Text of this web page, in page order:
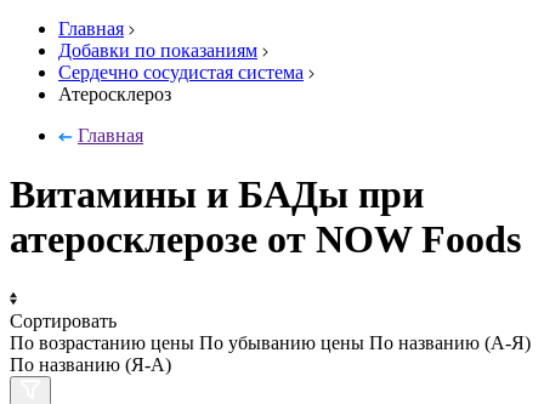
Главная
Добавки по показаниям
Сердечно сосудистая система
Атеросклероз
Главная
Витамины и БАДы при
атеросклерозе от NOW Foods
Сортировать
По возрастанию цены По убыванию цены По названию (А-Я)
По названию (Я-А)